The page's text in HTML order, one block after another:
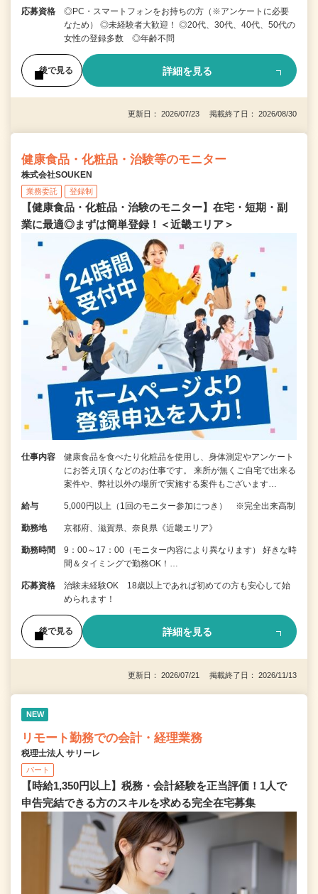
応募資格
◎PC・スマートフォンをお持ちの方（※アンケートに必要
なため） ◎未経験者大歓迎！ ◎20代、30代、40代、50代の
女性の登録多数 ◎年齢不問
後で見る 詳細を見る
更新日： 2026/07/23 掲載終了日： 2026/08/30
健康食品・化粧品・治験等のモニター
株式会社SOUKEN
業務委託 登録制
【健康食品・化粧品・治験のモニター】在宅・短期・副
業に最適◎まずは簡単登録！＜近畿エリア＞
仕事内容
健康食品を食べたり化粧品を使用し、身体測定やアンケート
にお答え頂くなどのお仕事です。 来所が無くご自宅で出来る
案件や、弊社以外の場所で実施する案件もございます…
給与 5,000円以上（1回のモニター参加につき） ※完全出来高制
勤務地 京都府、滋賀県、奈良県《近畿エリア》
勤務時間
9：00～17：00（モニター内容により異なります） 好きな時
間＆タイミングで勤務OK！…
応募資格
治験未経験OK 18歳以上であれば初めての方も安心して始
められます！
後で見る 詳細を見る
更新日： 2026/07/21 掲載終了日： 2026/11/13
NEW
リモート勤務での会計・経理業務
税理士法人 サリーレ
パート
【時給1,350円以上】税務・会計経験を正当評価！1⼈で
申告完結できる⽅のスキルを求める完全在宅募集